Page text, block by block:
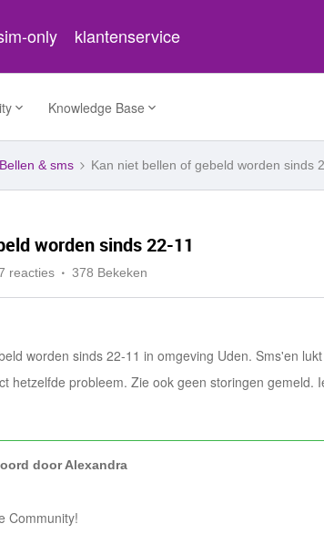
only klantenservice
Knowledge Base
Bellen & sms Kan niet bellen of gebeld worden sinds
worden sinds 22-11
reacties 378 Bekeken
worden sinds 22-11 in omgeving Uden. Sms'en
hetzelfde probleem. Zie ook geen storingen gemeld.
doorAlexandra
Community!